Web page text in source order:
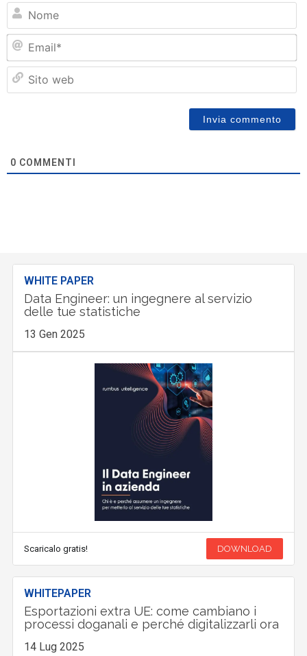
0 COMMENTI
WHITE PAPER
Data Engineer: un ingegnere al servizio
delle tue statistiche
13 Gen 2025
Scaricalo gratis! DOWNLOAD
WHITEPAPER
Esportazioni extra UE: come cambiano i
processi doganali e perché digitalizzarli ora
14 Lug 2025